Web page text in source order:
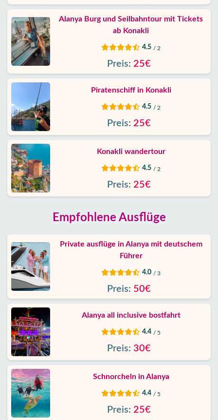
Alanya Burg und Seilbahntour mit Tickets
ab Konakli
4.5 / 2
Preis: 25€
Piratenschiff in Konakli
4.5 / 2
Preis: 25€
Konakli wandertour
4.5 / 2
Preis: 25€
Empfohlene Ausflüge
Private ausflüge in Alanya mit deutschem
Führer
4.0 / 3
Preis: 50€
Alanya all inclusive bostfahrt
4.4 / 5
Preis: 30€
Schnorcheln in Alanya
4.4 / 5
Preis: 25€